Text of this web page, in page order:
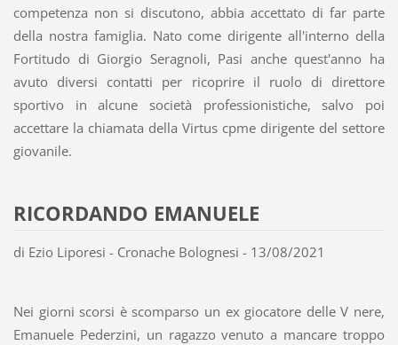
competenza non si discutono, abbia accettato di far parte
della nostra famiglia. Nato come dirigente all'interno della
Fortitudo di Giorgio Seragnoli, Pasi anche quest'anno ha
avuto diversi contatti per ricoprire il ruolo di direttore
sportivo in alcune società professionistiche, salvo poi
accettare la chiamata della Virtus cpme dirigente del settore
giovanile.
RICORDANDO EMANUELE
di Ezio Liporesi - Cronache Bolognesi - 13/08/2021
Nei giorni scorsi è scomparso un ex giocatore delle V nere,
Emanuele Pederzini, un ragazzo venuto a mancare troppo